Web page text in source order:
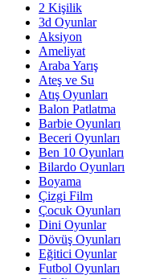
2 Kişilik
3d Oyunlar
Aksiyon
Ameliyat
Araba Yarış
Ateş ve Su
Atış Oyunları
Balon Patlatma
Barbie Oyunları
Beceri Oyunları
Ben 10 Oyunları
Bilardo Oyunları
Boyama
Çizgi Film
Çocuk Oyunları
Dini Oyunlar
Dövüş Oyunları
Eğitici Oyunlar
Futbol Oyunları